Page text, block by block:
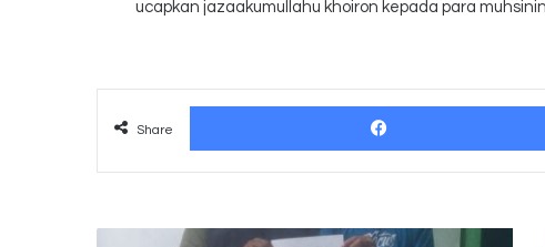
ucapkan jazaakumullahu khoiron kepada para
Share
Pendistribusian